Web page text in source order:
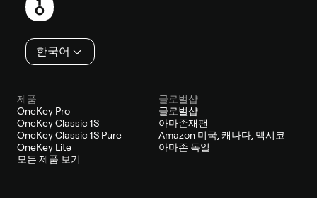
한국어
제품
OneKey Pro
OneKey Classic 1S
OneKey Classic 1S Pure
OneKey Lite
모든 제품 보기
글로벌샵
글로벌샵
아마존재팬
Amazon 미국, 캐나다, 멕시코
아마존 독일